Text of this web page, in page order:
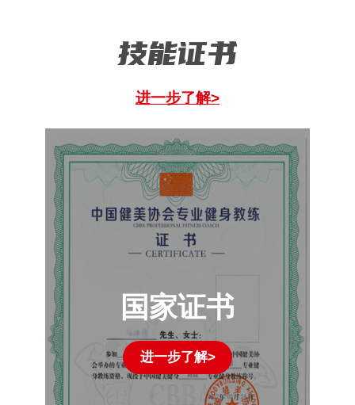
技能证书
进一步了解>
国家证书
进一步了解>